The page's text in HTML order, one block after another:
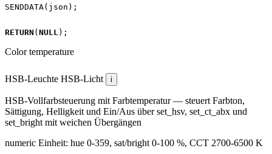
SENDDATA( json );
RETURN ( NULL);
Color temperature
HSB-Leuchte HSB-Licht i
HSB-Vollfarbsteuerung mit Farbtemperatur — steuert Farbton,
Sättigung, Helligkeit und Ein/Aus über set_hsv, set_ct_abx und
set_bright mit weichen Übergängen
numeric Einheit: hue 0-359, sat/bright 0-100 %, CCT 2700-6500 K